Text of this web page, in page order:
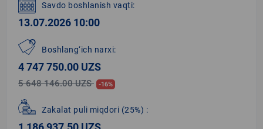
Savdo boshlanish vaqti:
13.07.2026 10:00
Boshlang‘ich narxi:
4 747 750.00 UZS
5 648 146.00 UZS -16%
Zakalat puli miqdori (25%) :